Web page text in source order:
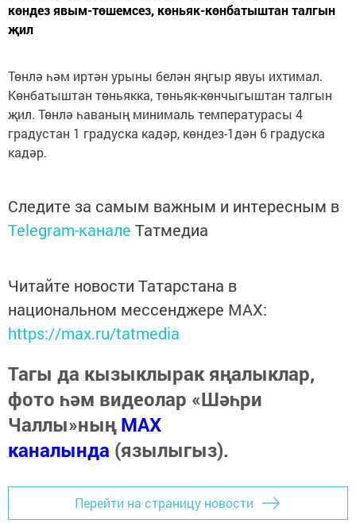
көндез явым-төшемсез, көньяк-көнбатыштан талгын
җил
Төнлә һәм иртән урыны белән яңгыр явуы ихтимал.
Көнбатыштан төньякка, төньяк-көнчыгыштан талгын
җил. Төнлә һаваның минималь температурасы 4
градустан 1 градуска кадәр, көндез-1дән 6 градуска
кадәр.
Следите за самым важным и интересным в
Telegram-канале Татмедиа
Читайте новости Татарстана в
национальном мессенджере MАХ:
https://max.ru/tatmedia
Тагы да кызыклырак яңалыклар,
фото һәм видеолар «Шәһри
Чаллы»ныңMAX
каналында (язылыгыз).
Перейти на страницу новости